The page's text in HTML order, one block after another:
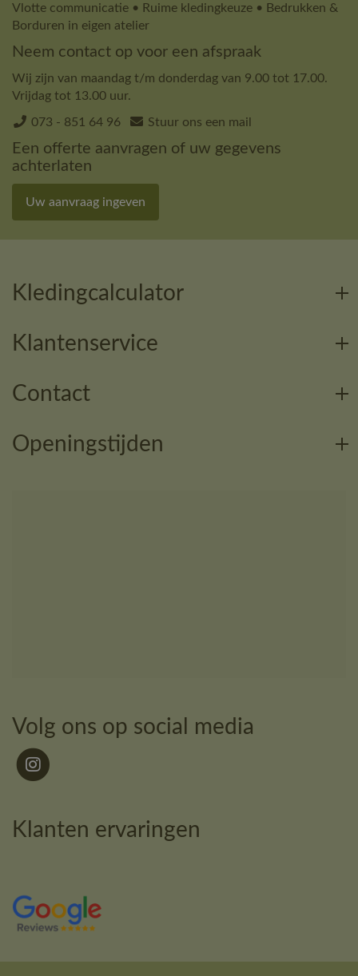
Vlotte communicatie • Ruime kledingkeuze • Bedrukken &
Borduren in eigen atelier
Neem contact op voor een afspraak
Wij zijn van maandag t/m donderdag van 9.00 tot 17.00.
Vrijdag tot 13.00 uur.
073 - 851 64 96 Stuur ons een mail
Een offerte aanvragen of uw gegevens
achterlaten
Uw aanvraag ingeven
Kledingcalculator
Klantenservice
Contact
Openingstijden
Volg ons op social media
Klanten ervaringen